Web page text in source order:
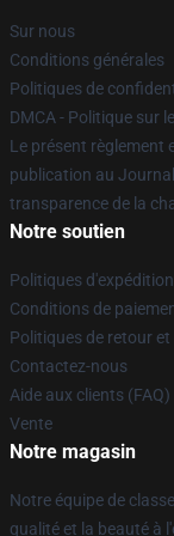
Sur nous
Conditions générales
Politiques de
DMCA - Politique sur
Le présent règlement
publication au
transparence de la
Notre soutien
Politiques
Conditions de
Politiques de retour
Contactez-nous
Aide aux clients (FAQ)
Vente
Notre magasin
Notre équipe de
qualité et la beauté à